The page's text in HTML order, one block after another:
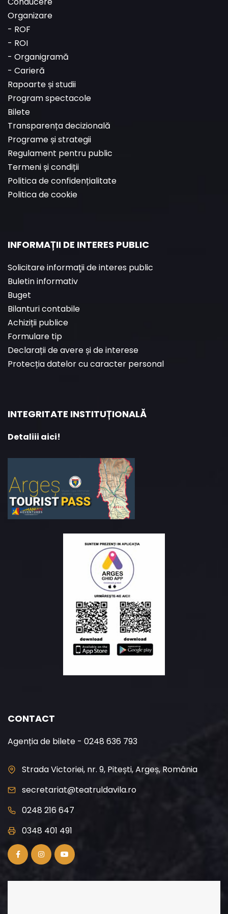
Organizare
- ROF
- ROI
- Organigramă
- Carieră
Rapoarte și studii
Program spectacole
Bilete
Transparența decizională
Programe și strategii
Regulament pentru public
Termeni și condiții
Politica de confidențialitate
Politica de cookie
INFORMAȚII DE INTERES PUBLIC
Solicitare informaţii de interes public
Buletin informativ
Buget
Bilanturi contabile
Achiziții publice
Formulare tip
Declarații de avere și de interese
Protecția datelor cu caracter personal
INTEGRITATE INSTITUȚIONALĂ
Detaliii aici!
CONTACT
Agenția de bilete - 0248 636 793
Strada Victoriei, nr. 9, Pitești, Argeș, România
secretariat@teatruldavila.ro
0248 216 647
0348 401 491